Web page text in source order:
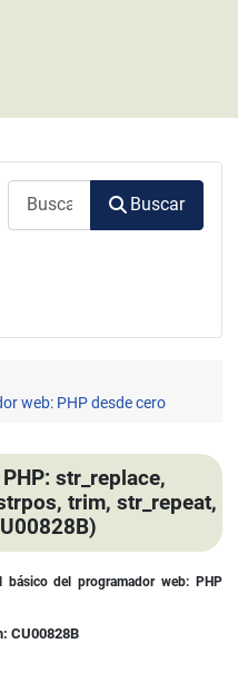
Buscar
web: PHP desde cero
str_replace,
trim, str_repeat,
del programador web: PHP
CU00828B